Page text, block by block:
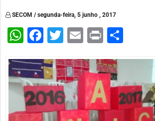
SECOM / segunda-feira, 5 junho , 2017
WhatsApp
Facebook
Twitter
Email
PrintShare